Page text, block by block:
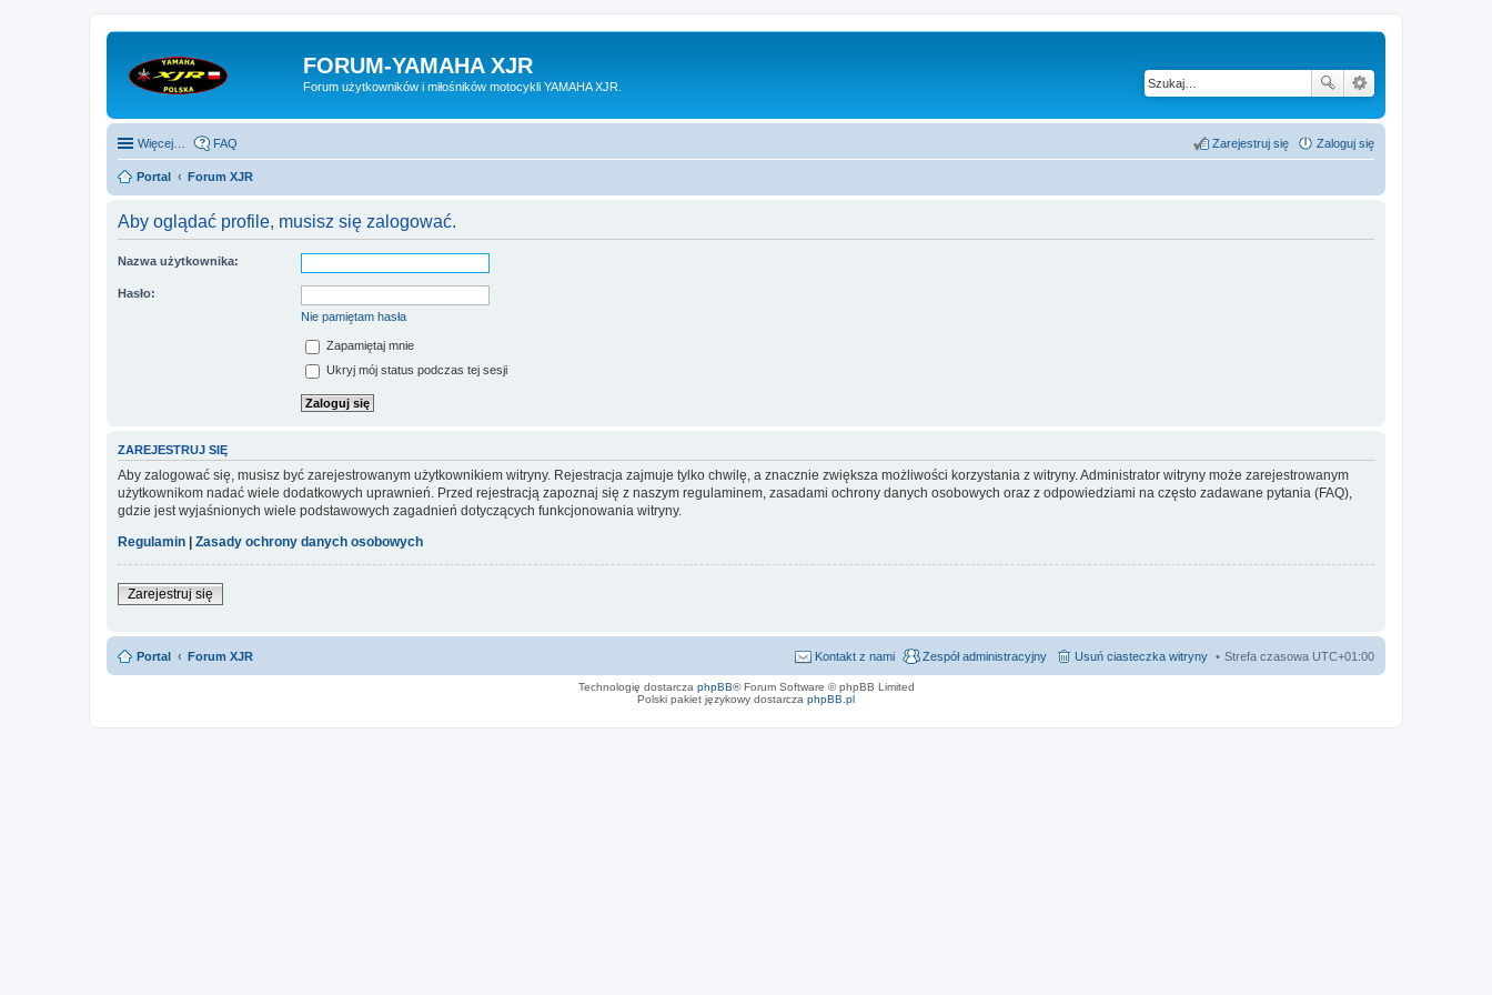
FORUM-YAMAHA XJR
Forum użytkowników i miłośników motocykli YAMAHA XJR.
Więcej… FAQ Zaloguj się
Zarejestruj się
Portal Forum XJR
Aby oglądać profile, musisz się zalogować.
Nazwa użytkownika:
Hasło:
Nie pamiętam hasła
Zapamiętaj mnie
Ukryj mój status podczas tej sesji
ZAREJESTRUJ SIĘ
Aby zalogować się, musisz być zarejestrowanym użytkownikiem witryny. Rejestracja zajmuje tylko chwilę, a znacznie zwiększa możliwości korzystania z witryny. Administrator witryny może zarejestrowanym
użytkownikom nadać wiele dodatkowych uprawnień. Przed rejestracją zapoznaj się z naszym regulaminem, zasadami ochrony danych osobowych oraz z odpowiedziami na często zadawane pytania (FAQ),
gdzie jest wyjaśnionych wiele podstawowych zagadnień dotyczących funkcjonowania witryny.
Regulamin
Zasady ochrony danych osobowych
Zarejestruj się
Portal Forum XJR Strefa czasowa UTC+01:00
Usuń ciasteczka witryny
Zespół administracyjny
Kontakt z nami
Technologię dostarcza phpBB® Forum Software © phpBB Limited
Polski pakiet językowy dostarcza phpBB.pl